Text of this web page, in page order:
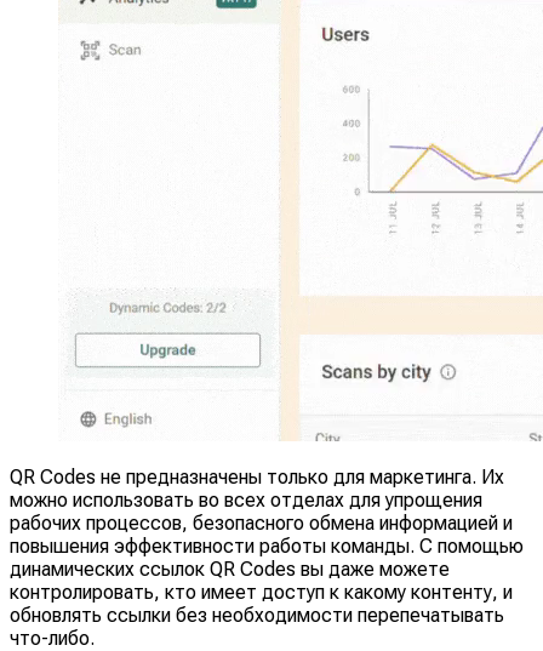
QR Codes не предназначены только для маркетинга. Их
можно использовать во всех отделах для упрощения
рабочих процессов, безопасного обмена информацией и
повышения эффективности работы команды. С помощью
динамических ссылок QR Codes вы даже можете
контролировать, кто имеет доступ к какому контенту, и
обновлять ссылки без необходимости перепечатывать
что-либо.